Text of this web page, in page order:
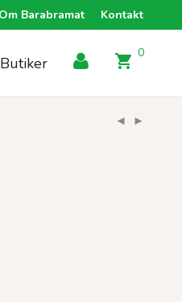
Om Barabramat Kontakt
Butiker
0